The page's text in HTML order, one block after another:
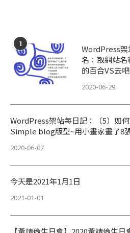
1
WordPress
名：取網站
的百合VS去
2020-06-29
WordPress架站每日記：（5）如
Simple blog版型~用小畫家畫了8
2020-06-07
今天是2021年1月1日
2021-01-01